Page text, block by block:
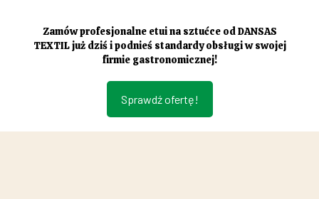
Zamów profesjonalne etui na sztućce od DANSAS
TEXTIL już dziś i podnieś standardy obsługi w swojej
firmie gastronomicznej!
Sprawdź ofertę!